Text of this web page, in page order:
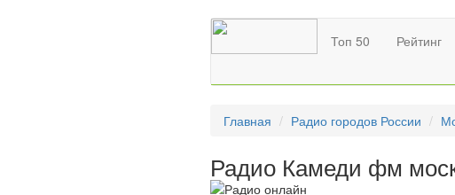
Топ 50 Рейтинг
Главная Радио городов России
Радио Камеди фм